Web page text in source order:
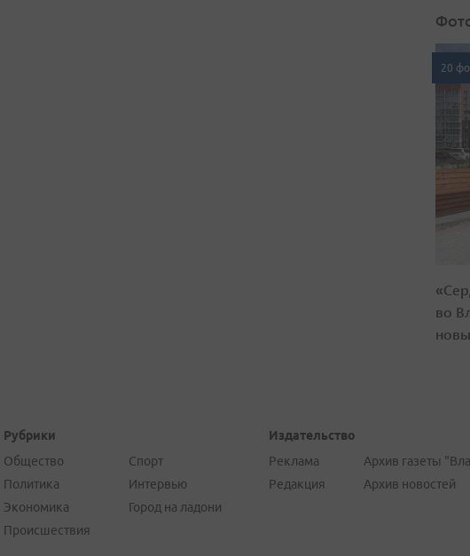
20
во
Рубрики
Общество
Политика
Экономика
Происшествия
Спорт
Интервью
Город на ладони
Издательство
Реклама
Редакция
Архив газеты
Архив новостей